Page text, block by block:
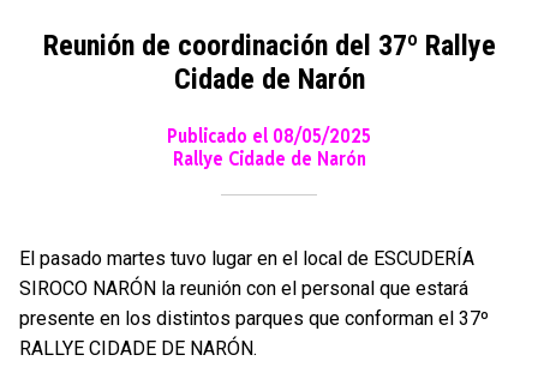
Reunión de coordinación del 37º Rallye
Cidade de Narón
Publicado el 08/05/2025
Rallye Cidade de Narón
El pasado martes tuvo lugar en el local de ESCUDERÍA
SIROCO NARÓN la reunión con el personal que estará
presente en los distintos parques que conforman el 37º
RALLYE CIDADE DE NARÓN.